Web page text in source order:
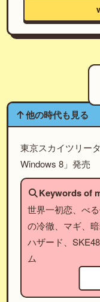
他の時代も見る
東京スカイツリー
Windows 8」発売
Keywords of
世界一初恋、べ
の冷徹、マギ、
ハザード、
ム